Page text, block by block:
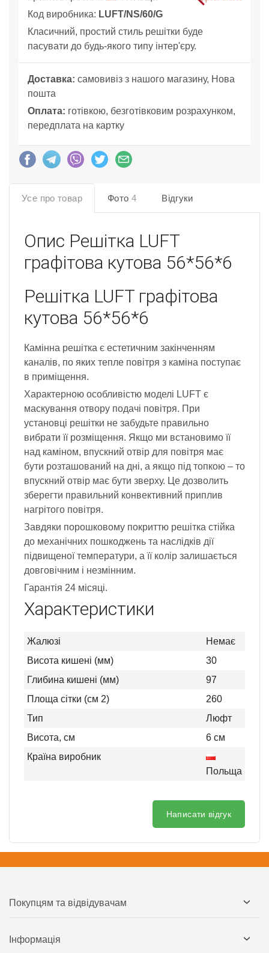
Код виробника: LUFT/NS/60/G
Класичний, простий стиль решітки буде
пасувати до будь-якого типу інтер'єру.
Доставка: самовивіз з нашого магазину, Нова
пошта
Оплата: готівкою, безготівковим розрахунком,
передплата на картку
Усе про товар Фото 4 Відгуки
Опис Решітка LUFT
графітова кутова 56*56*6
Решітка LUFT графітова
кутова 56*56*6
Камінна решітка є естетичним закінченням
каналів, по яких тепле повітря з каміна поступає
в приміщення.
Характерною особливістю моделі LUFT є
маскування отвору подачі повітря. При
установці решітки не забудьте правильно
вибрати її розміщення. Якщо ми встановимо її
над каміном, впускний отвір для повітря має
бути розташований на дні, а якщо під топкою – то
впускний отвір має бути зверху. Це дозволить
зберегти правильний конвективний приплив
нагрітого повітря.
Завдяки порошковому покриттю решітка стійка
до механічних пошкоджень та наслідків дії
підвищеної температури, а її колір залишається
довговічним і незмінним.
Гарантія 24 місяці.
Характеристики
Жалюзі
Немає
Висота кишені (мм)
30
Глибина кишені (мм)
97
Площа сітки (см 2)
260
Тип
Люфт
Висота, см
6 см
Країна виробник
Польща
Написати відгук
Покупцям та відвідувачам
Інформація